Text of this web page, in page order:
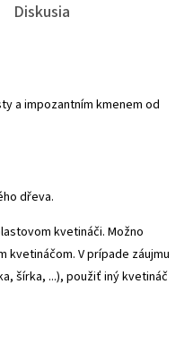
Diskusia
a impozantním kmenem od
dřeva.
kvetináči. Možno
V prípade záujmu
šírka, ...), použiť iný kvetináč